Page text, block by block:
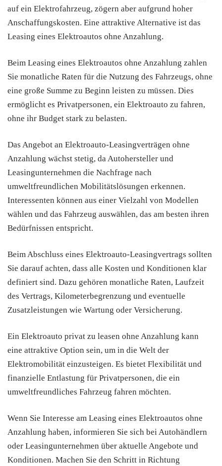
auf ein Elektrofahrzeug, zögern aber aufgrund hoher
Anschaffungskosten. Eine attraktive Alternative ist das
Leasing eines Elektroautos ohne Anzahlung.
Beim Leasing eines Elektroautos ohne Anzahlung zahlen
Sie monatliche Raten für die Nutzung des Fahrzeugs, ohne
eine große Summe zu Beginn leisten zu müssen. Dies
ermöglicht es Privatpersonen, ein Elektroauto zu fahren,
ohne ihr Budget stark zu belasten.
Das Angebot an Elektroauto-Leasingverträgen ohne
Anzahlung wächst stetig, da Autohersteller und
Leasingunternehmen die Nachfrage nach
umweltfreundlichen Mobilitätslösungen erkennen.
Interessenten können aus einer Vielzahl von Modellen
wählen und das Fahrzeug auswählen, das am besten ihren
Bedürfnissen entspricht.
Beim Abschluss eines Elektroauto-Leasingvertrags sollten
Sie darauf achten, dass alle Kosten und Konditionen klar
definiert sind. Dazu gehören monatliche Raten, Laufzeit
des Vertrags, Kilometerbegrenzung und eventuelle
Zusatzleistungen wie Wartung oder Versicherung.
Ein Elektroauto privat zu leasen ohne Anzahlung kann
eine attraktive Option sein, um in die Welt der
Elektromobilität einzusteigen. Es bietet Flexibilität und
finanzielle Entlastung für Privatpersonen, die ein
umweltfreundliches Fahrzeug fahren möchten.
Wenn Sie Interesse am Leasing eines Elektroautos ohne
Anzahlung haben, informieren Sie sich bei Autohändlern
oder Leasingunternehmen über aktuelle Angebote und
Konditionen. Machen Sie den Schritt in Richtung